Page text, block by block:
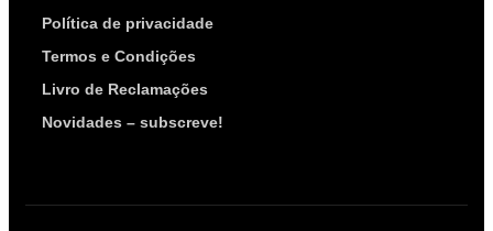
Política de privacidade
Termos e Condições
Livro de Reclamações
Novidades – subscreve!